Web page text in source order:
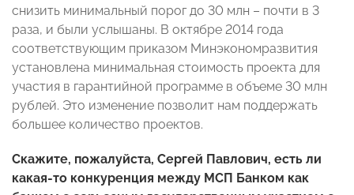
снизить минимальный порог до 30 млн – почти в 3
раза, и были услышаны. В октябре 2014 года
соответствующим приказом Минэкономразвития
установлена минимальная стоимость проекта для
участия в гарантийной программе в объеме 30 млн
рублей. Это изменение позволит нам поддержать
большее количество проектов.
Скажите, пожалуйста, Сергей Павлович, есть ли
какая-то конкуренция между МСП Банком как